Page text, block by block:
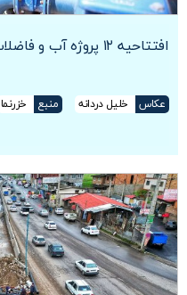
افتتاحیه ۱۲ پروژه آب و فاضلاب شهرستان ساری در هفته دولت
عکاس خلیل دردانه منبع
خزرنما